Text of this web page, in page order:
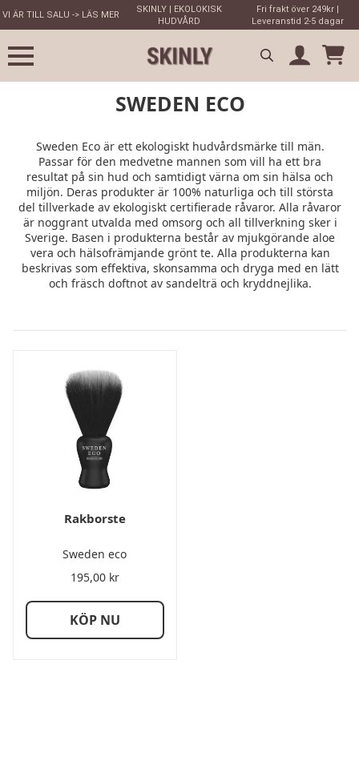
VI ÄR TILL SALU -> LÄS MER
SKINLY | EKOLOKISK
HUDVÅRD
Fri frakt över 249kr |
Leveranstid 2-5 dagar
Search
SWEDEN ECO
Sweden Eco är ett ekologiskt hudvårdsmärke till män.
Passar för den medvetne mannen som vill ha ett bra
resultat på sin hud och samtidigt värna om sin hälsa och
miljön. Deras produkter är 100% naturliga och till största
del tillverkade av ekologiskt certifierade råvaror. Alla råvaror
är noggrant utvalda med omsorg och all tillverkning sker i
Sverige. Basen i produkterna består av mjukgörande aloe
vera och hälsofrämjande grönt te. Alla produkterna kan
beskrivas som effektiva, skonsamma och dryga med en lätt
och fräsch doftnot av sandelträ och kryddnejlika.
Rakborste
Sweden eco
195,00 kr
KÖP NU